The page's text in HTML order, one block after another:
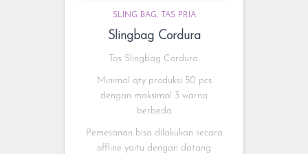
SLING BAG TAS PRIA
Slingbag Cordura
Tas Slingbag Cordura.
Minimal qty produksi 50 pcs
dengan maksimal 3 warna
berbeda
Pemesanan bisa dilakukan secara
offline yaitu dengan datang